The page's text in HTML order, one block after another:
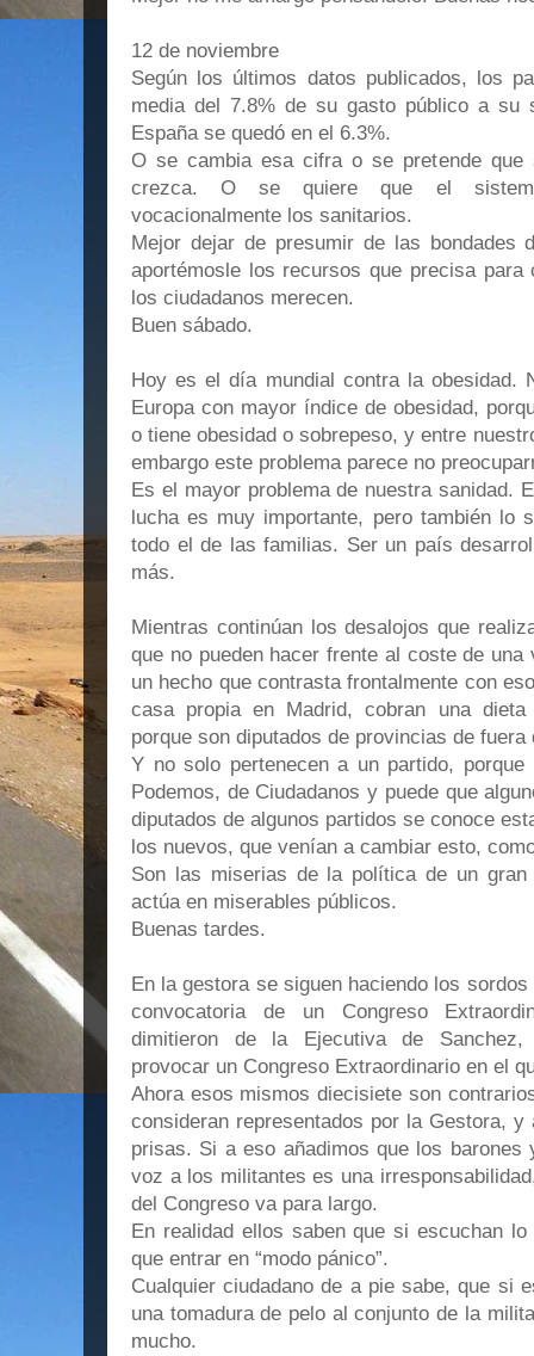
12 de noviembre
Según los últimos datos publicados, los
media del 7.8% de su gasto público a su
España se quedó en el 6.3%.
O se cambia esa cifra o se pretende que
crezca. O se quiere que el
vocacionalmente los sanitarios.
Mejor dejar de presumir de las bondades
aportémosle los recursos que precisa
los ciudadanos merecen.
Buen sábado.
Hoy es el día mundial contra la obesidad.
Europa con mayor índice de obesidad,
o tiene obesidad o sobrepeso, y entre
embargo este problema parece no
Es el mayor problema de nuestra sanidad.
lucha es muy importante, pero también lo
todo el de las familias. Ser un país
más.
Mientras continúan los desalojos que
que no pueden hacer frente al coste de
un hecho que contrasta frontalmente con
casa propia en Madrid, cobran una
porque son diputados de provincias de fuera
Y no solo pertenecen a un partido,
Podemos, de Ciudadanos y puede que
diputados de algunos partidos se conoce
los nuevos, que venían a cambiar esto,
Son las miserias de la política de un
actúa en miserables públicos.
Buenas tardes.
En la gestora se siguen haciendo los
convocatoria de un Congreso
dimitieron de la Ejecutiva de Sanchez,
provocar un Congreso Extraordinario en el
Ahora esos mismos diecisiete son
consideran representados por la Gestora,
prisas. Si a eso añadimos que los
voz a los militantes es una
del Congreso va para largo.
En realidad ellos saben que si escuchan
que entrar en “modo pánico”.
Cualquier ciudadano de a pie sabe, que si
una tomadura de pelo al conjunto de la
mucho.